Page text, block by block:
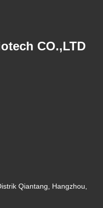
CO.,LTD
Qiantang, Hangzhou,